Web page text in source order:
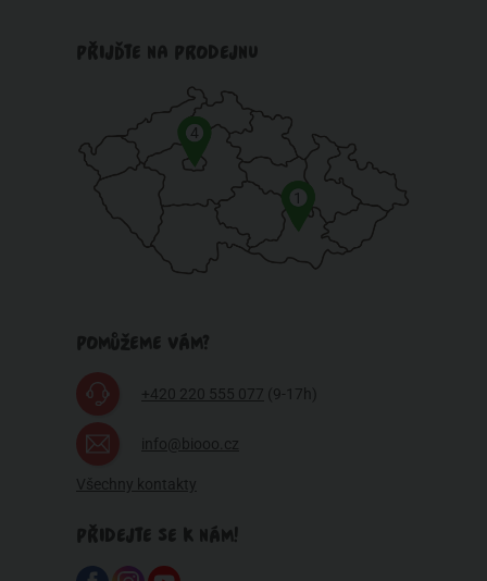
PŘIJĎTE NA PRODEJNU
1
4
POMŮŽEME VÁM?
+420 220 555 077 (9-17h)
info@biooo.cz
Všechny kontakty
PŘIDEJTE SE K NÁM!